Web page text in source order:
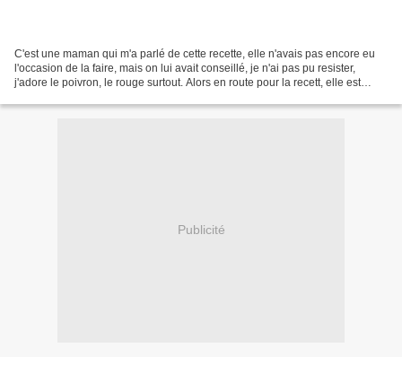
C'est une maman qui m'a parlé de cette recette, elle n'avais pas encore eu
l'occasion de la faire, mais on lui avait conseillé, je n'ai pas pu resister,
j'adore le poivron, le rouge surtout. Alors en route pour la recett, elle est
Publicité